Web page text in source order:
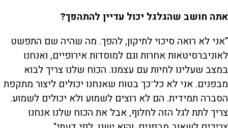
אתה חושב שהגלגל יכול עדיין להתהפך?
"אני לא רואה סיכוי לתיקון, להפך. מה שהיה שם התפשט
לאוניברסיטאות אחרות וגם למוסדות אירופיים, ואנחנו
במצב שעלינו לחיות עם עצמנו. הכוח שלנו צריך לבוא
מבפנים. אני לא כל־כך בטוח שאנחנו יכולים ליצור מתקפת
הסברה תמידית. הם לא רוצים לשמוע ולא יכולים לשמוע.
צריך לתת לגל הזה לחלוף, אבל את הכוח שלנו אנחנו